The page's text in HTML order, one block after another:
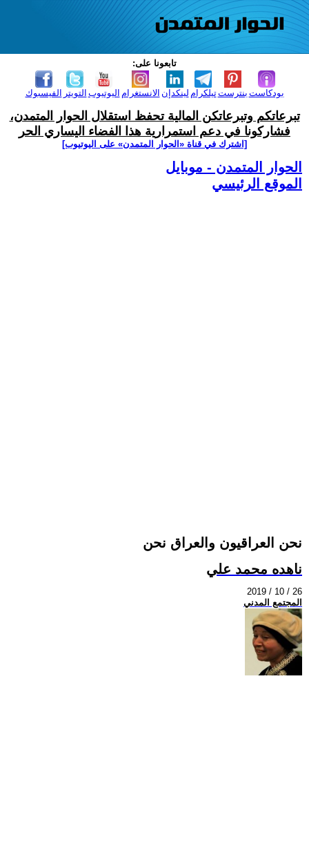
تابعونا على:
الفيسبوك التويتر اليوتيوب الانستغرام لينكدإن تيلكرامبنترست بودكاست
تبرعاتكم وتبرعاتكن المالية تحفظ استقلال الحوار المتمدن،
فشاركونا في دعم استمرارية هذا الفضاء اليساري الحر
[اشترك في قناة ‫«الحوار المتمدن» على اليوتيوب]
الحوار المتمدن - موبايل
الموقع الرئيسي
نحن العراقيون والعراق نحن
ناهده محمد علي
2019 / 10 / 26
المجتمع المدني